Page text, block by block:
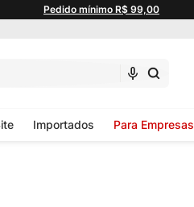
Pedido mínimo R$ 99,00
Importados Para Empresas